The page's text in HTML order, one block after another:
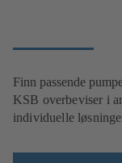
Finn passende
KSB overbeviser i
individuelle